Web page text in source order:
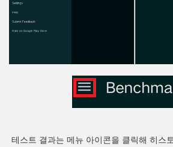
테스트 결과는 메뉴 아이콘을 클릭해 히스